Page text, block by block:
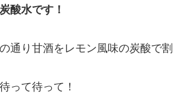
酸水です！
通り甘酒をレモン風味の炭酸で
って待って！